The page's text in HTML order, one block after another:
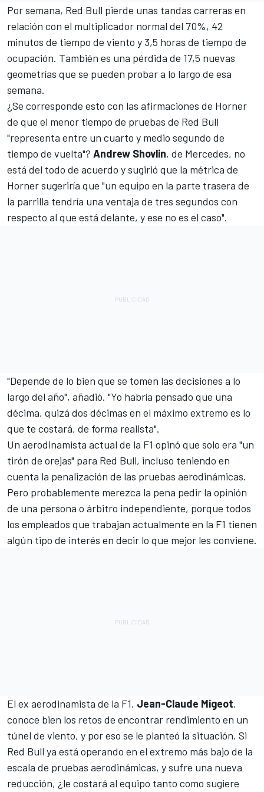
Por semana, Red Bull pierde unas tandas carreras en
relación con el multiplicador normal del 70%, 42
minutos de tiempo de viento y 3,5 horas de tiempo de
ocupación. También es una pérdida de 17,5 nuevas
geometrías que se pueden probar a lo largo de esa
semana.
¿Se corresponde esto con las afirmaciones de Horner
de que el menor tiempo de pruebas de Red Bull
"representa entre un cuarto y medio segundo de
tiempo de vuelta"? Andrew Shovlin, de Mercedes, no
está del todo de acuerdo y sugirió que la métrica de
Horner sugeriría que "un equipo en la parte trasera de
la parrilla tendría una ventaja de tres segundos con
respecto al que está delante, y ese no es el caso".
"Depende de lo bien que se tomen las decisiones a lo
largo del año", añadió. "Yo habría pensado que una
décima, quizá dos décimas en el máximo extremo es lo
que te costará, de forma realista".
Un aerodinamista actual de la F1 opinó que solo era "un
tirón de orejas" para Red Bull, incluso teniendo en
cuenta la penalización de las pruebas aerodinámicas.
Pero probablemente merezca la pena pedir la opinión
de una persona o árbitro independiente, porque todos
los empleados que trabajan actualmente en la F1 tienen
algún tipo de interés en decir lo que mejor les conviene.
El ex aerodinamista de la F1, Jean-Claude Migeot,
conoce bien los retos de encontrar rendimiento en un
túnel de viento, y por eso se le planteó la situación. Si
Red Bull ya está operando en el extremo más bajo de la
escala de pruebas aerodinámicas, y sufre una nueva
reducción, ¿le costará al equipo tanto como sugiere